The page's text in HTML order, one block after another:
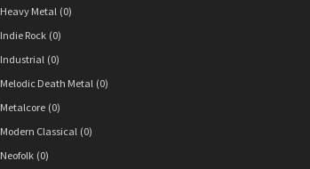
Heavy Metal (0)
Indie Rock (0)
Industrial (0)
Melodic Death Metal (0)
Metalcore (0)
Modern Classical (0)
Neofolk (0)